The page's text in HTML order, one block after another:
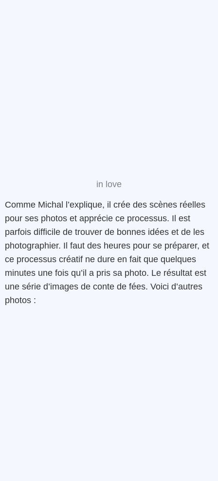
in love
Comme Michal l’explique, il crée des scènes réelles
pour ses photos et apprécie ce processus. Il est
parfois difficile de trouver de bonnes idées et de les
photographier. Il faut des heures pour se préparer, et
ce processus créatif ne dure en fait que quelques
minutes une fois qu’il a pris sa photo. Le résultat est
une série d’images de conte de fées. Voici d’autres
photos :